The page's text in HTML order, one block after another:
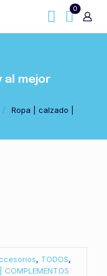
0
al mejor
/
Ropa | calzado |
, TODOS,
COMPLEMENTOS